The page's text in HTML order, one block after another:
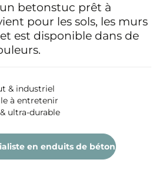
betonstuc prêt à
pour les sols, les murs
est disponible dans de
& industriel
à entretenir
ultra-durable
en enduits de béton